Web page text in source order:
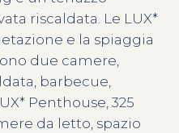
riscaldata. Le LUX*
e la spiaggia
due camere,
barbecue,
Penthouse, 325
da letto, spazio